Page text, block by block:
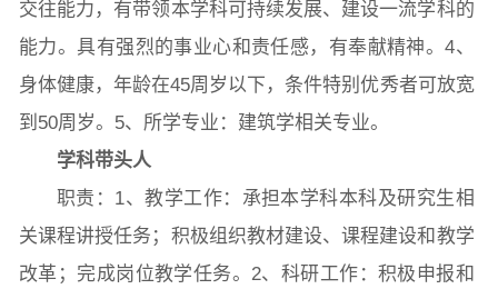
交往能力，有带领本学科可持续发展、建设一流学科的
能力。具有强烈的事业心和责任感，有奉献精神。4、
身体健康，年龄在45周岁以下，条件特别优秀者可放宽
到50周岁。5、所学专业：建筑学相关专业。
学科带头人
职责：1、教学工作：承担本学科本科及研究生相
关课程讲授任务；积极组织教材建设、课程建设和教学
改革；完成岗位教学任务。2、科研工作：积极申报和